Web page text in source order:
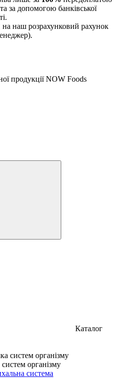
за допомогою банківської
на наш розрахунковий рахунок
продукції NOW Foods
Каталог
організму